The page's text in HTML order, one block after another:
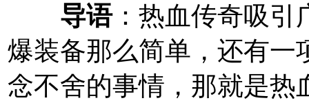
导语：热血传奇吸引
爆装备那么简单，还有一
念不舍的事情，那就是热